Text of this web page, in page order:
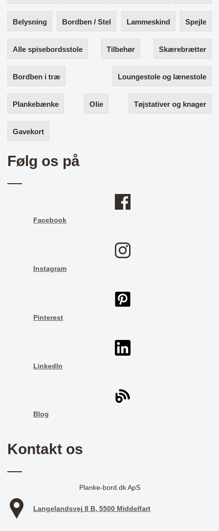
Belysning Bordben / Stel Lammeskind Spejle
Alle spisebordsstole Tilbehør Skærebrætter
Bordben i træ Loungestole og lænestole
Plankebænke Olie Tøjstativer og knager
Gavekort
Følg os på
Facebook
Instagram
Pinterest
LinkedIn
Blog
Kontakt os
Planke-bord.dk ApS
Langelandsvej 8 B, 5500 Middelfart